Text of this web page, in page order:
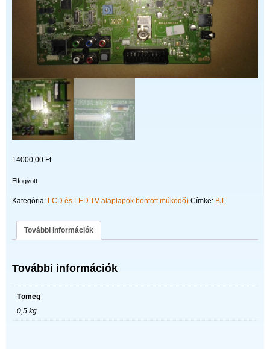
14000,00 Ft
Elfogyott
Kategória: LCD és LED TV alaplapok bontott múködő) Címke: BJ
További információk
További információk
Tömeg
0,5 kg